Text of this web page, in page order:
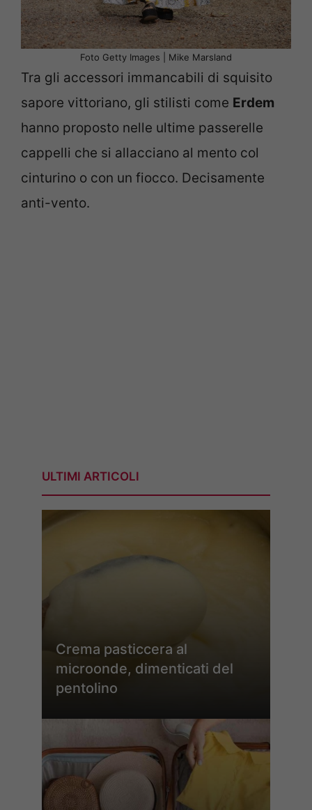
Foto Getty Images | Mike Marsland
Tra gli accessori immancabili di squisito
sapore vittoriano, gli stilisti come Erdem
hanno proposto nelle ultime passerelle
cappelli che si allacciano al mento col
cinturino o con un fiocco. Decisamente
anti-vento.
ULTIMI ARTICOLI
Crema pasticcera al
microonde, dimenticati del
pentolino